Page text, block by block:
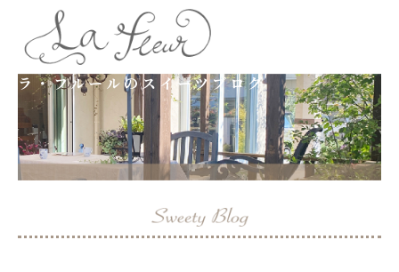
ラ・フルールのスイーツブログ